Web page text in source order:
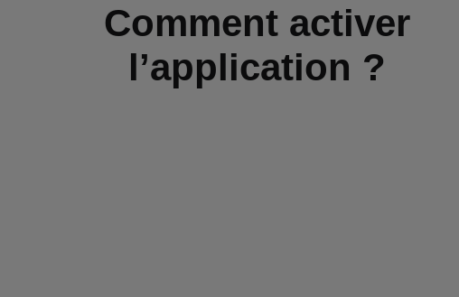
Comment activer
l’application ?